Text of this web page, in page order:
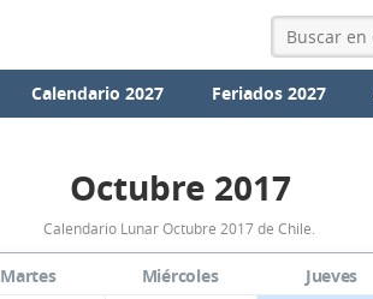
Calendario 2027 Feriados 2027
Calendario
Lunar
Octubre 2017
Calendario Lunar Octubre 2017 de Chile.
Martes Miércoles Jueves